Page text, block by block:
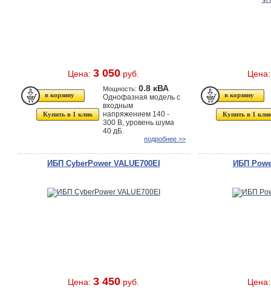
Цена: 3 050 руб.
Купить в 1 клик
Мощность: 0.8 кВА
Однофазная модель с
входным
напряжением 140 -
300 В, уровень шума
40 дБ.
подробнее >>
Купить в 1
ИБП CyberPower VALUE700EI
Цена: 3 450 руб.
ИБП